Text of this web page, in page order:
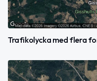
Trafikolycka med flera